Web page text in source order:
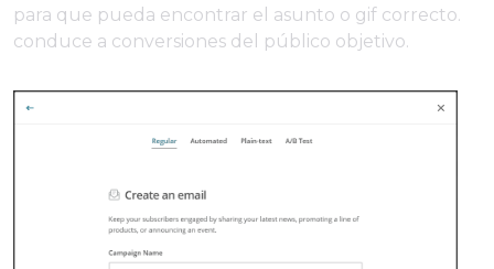
para que pueda encontrar el asunto o gif correcto.
conduce a conversiones del público objetivo.